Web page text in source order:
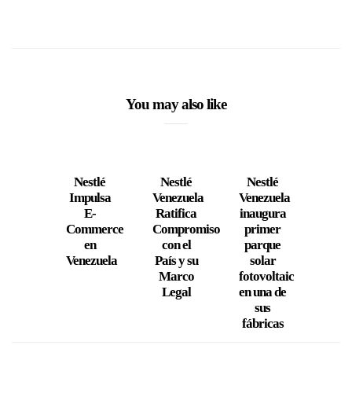
You may also like
Nestlé
Impulsa
E-
Commerce
en
Venezuela
Nestlé
Venezuela
Ratifica
Compromiso
con el
País y su
Marco
Legal
Nestlé
Venezuela
inaugura
primer
parque
solar
fotovoltaico
en una de
sus
fábricas